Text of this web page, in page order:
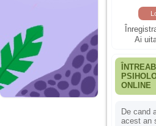
Ai
ONLINE
De cand
acest an